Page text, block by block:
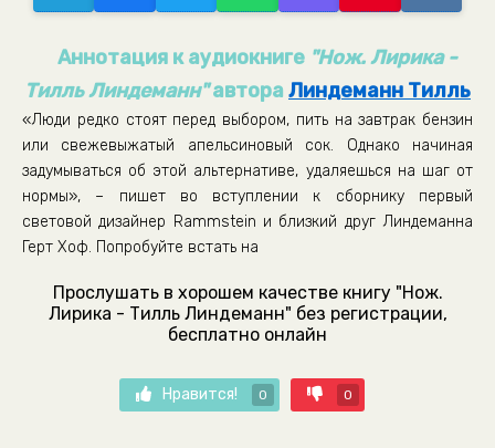
Аннотация к аудиокниге "Нож. Лирика -
Тилль Линдеманн"автора Линдеманн Тилль
«Люди редко стоят перед выбором, пить на завтрак бензин
или свежевыжатый апельсиновый сок. Однако начиная
задумываться об этой альтернативе, удаляешься на шаг от
нормы», – пишет во вступлении к сборнику первый
световой дизайнер Rammstein и близкий друг Линдеманна
Герт Хоф. Попробуйте встать на
Прослушать в хорошем качестве книгу "Нож.
Лирика - Тилль Линдеманн" без регистрации,
бесплатно онлайн
Нравится! 0 0